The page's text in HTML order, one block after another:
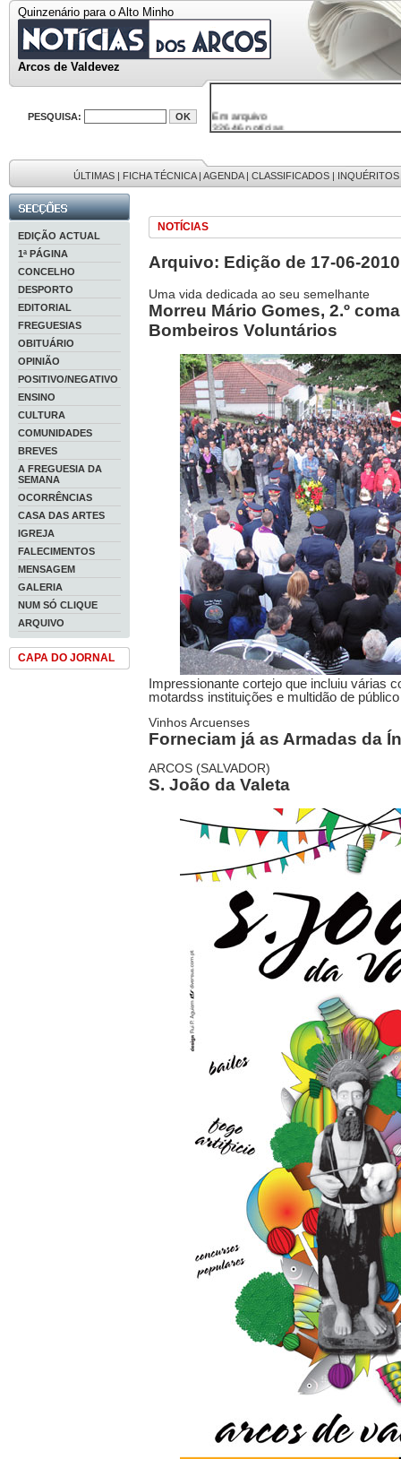
Quinzenário para o Alto Minho
Arcos de Valdevez
PESQUISA: 32646 notícias
38119 fotos
201 registos
ÚLTIMAS | FICHA TÉCNICA| AGENDA| CLASSIFICADOS | INQUÉRITOS
EDIÇÃO ACTUAL
1ª PÁGINA
CONCELHO
DESPORTO
EDITORIAL
FREGUESIAS
OBITUÁRIO
OPINIÃO
POSITIVO/NEGATIVO
ENSINO
CULTURA
COMUNIDADES
BREVES
A FREGUESIA DA
SEMANA
OCORRÊNCIAS
CASA DAS ARTES
IGREJA
FALECIMENTOS
MENSAGEM
GALERIA
NUM SÓ CLIQUE
ARQUIVO
CAPA DO JORNAL
NOTÍCIAS
Arquivo: Edição de 17-06-2010
Uma vida dedicada ao seu semelhante
Morreu Mário Gomes, 2.º
Bombeiros Voluntários
Impressionante cortejo que incluiu várias
motardss instituições e multidão de
Vinhos Arcuenses
Forneciam já as Armadas da
ARCOS (SALVADOR)
S. João da Valeta